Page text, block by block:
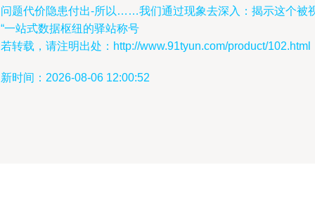
题代价隐患付出-所以……我们通过现象去深入：揭示这个被
一站式数据枢纽的驿站称号
转载，请注明出处：http://www.91tyun.com/product/102.html
时间：2026-08-06 12:00:52